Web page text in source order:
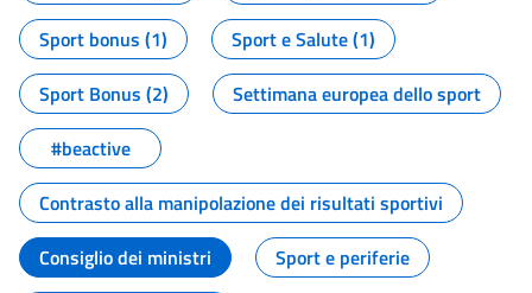
Sport bonus (1)
Sport e Salute (1)
Sport Bonus (2)
Settimana europea dello sport
#beactive
Contrasto alla manipolazione dei risultati sportivi
Consiglio dei ministri
Sport e periferie